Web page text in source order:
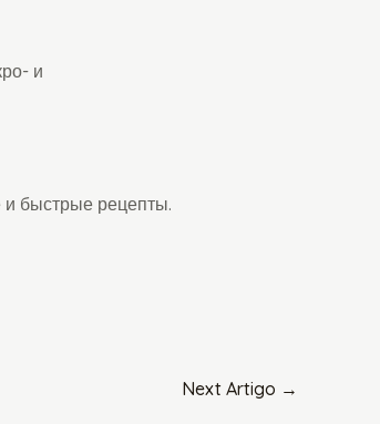
и
и быстрые рецепты.
Next Artigo →